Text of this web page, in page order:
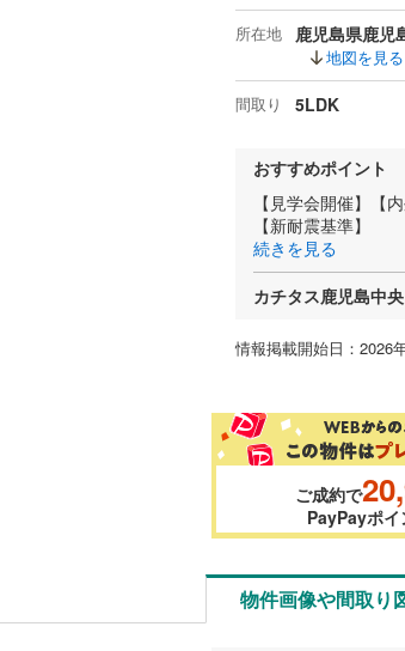
所在地 鹿児島県鹿児
地図を見る
間取り 5LDK
おすすめポイント
【見学会開催】【
【新耐震基準】
続きを見る
カチタス鹿児島中
情報掲載開始日：2026
ご成約で
PayPayポイ
物件画像や間取り